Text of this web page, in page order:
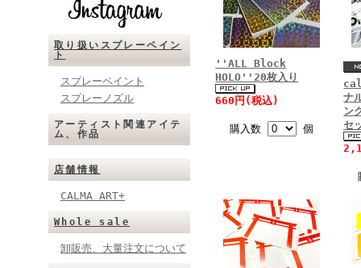
取り扱いスプレーペイン
ト
スプレーペイント
スプレーノズル
アーティスト関連アイテ
ム、作品
店舗情報
CALMA ART+
Whole sale
卸販売、大量注文について
''ALL Block
HOLO''20枚入り
660円(税込)
購入数 個
ナ
ン
セ